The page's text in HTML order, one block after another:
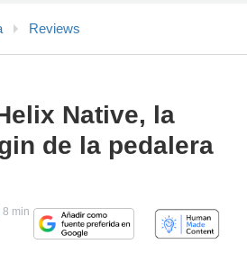
Reviews
Native, la
de la pedalera
| 8 min